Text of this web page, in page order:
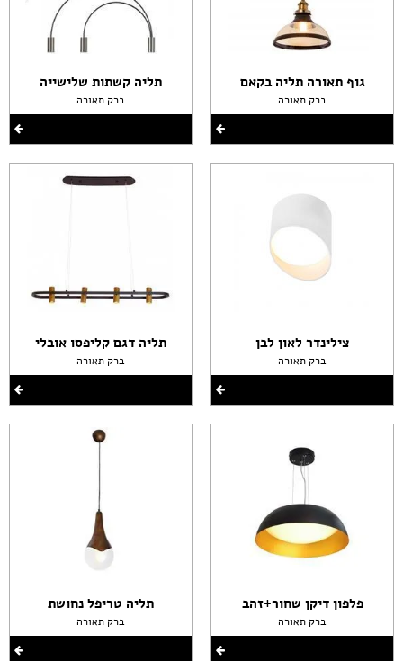
גוף תאורה תליה בקאם
ברק תאורה
צילינדר לאון לבן
ברק תאורה
פלפון דיקן שחור+זהב
ברק תאורה
תליה קשתות שלישייה
ברק תאורה
תליה דגם קליפסו אובלי
ברק תאורה
תליה טריפל נחושת
ברק תאורה